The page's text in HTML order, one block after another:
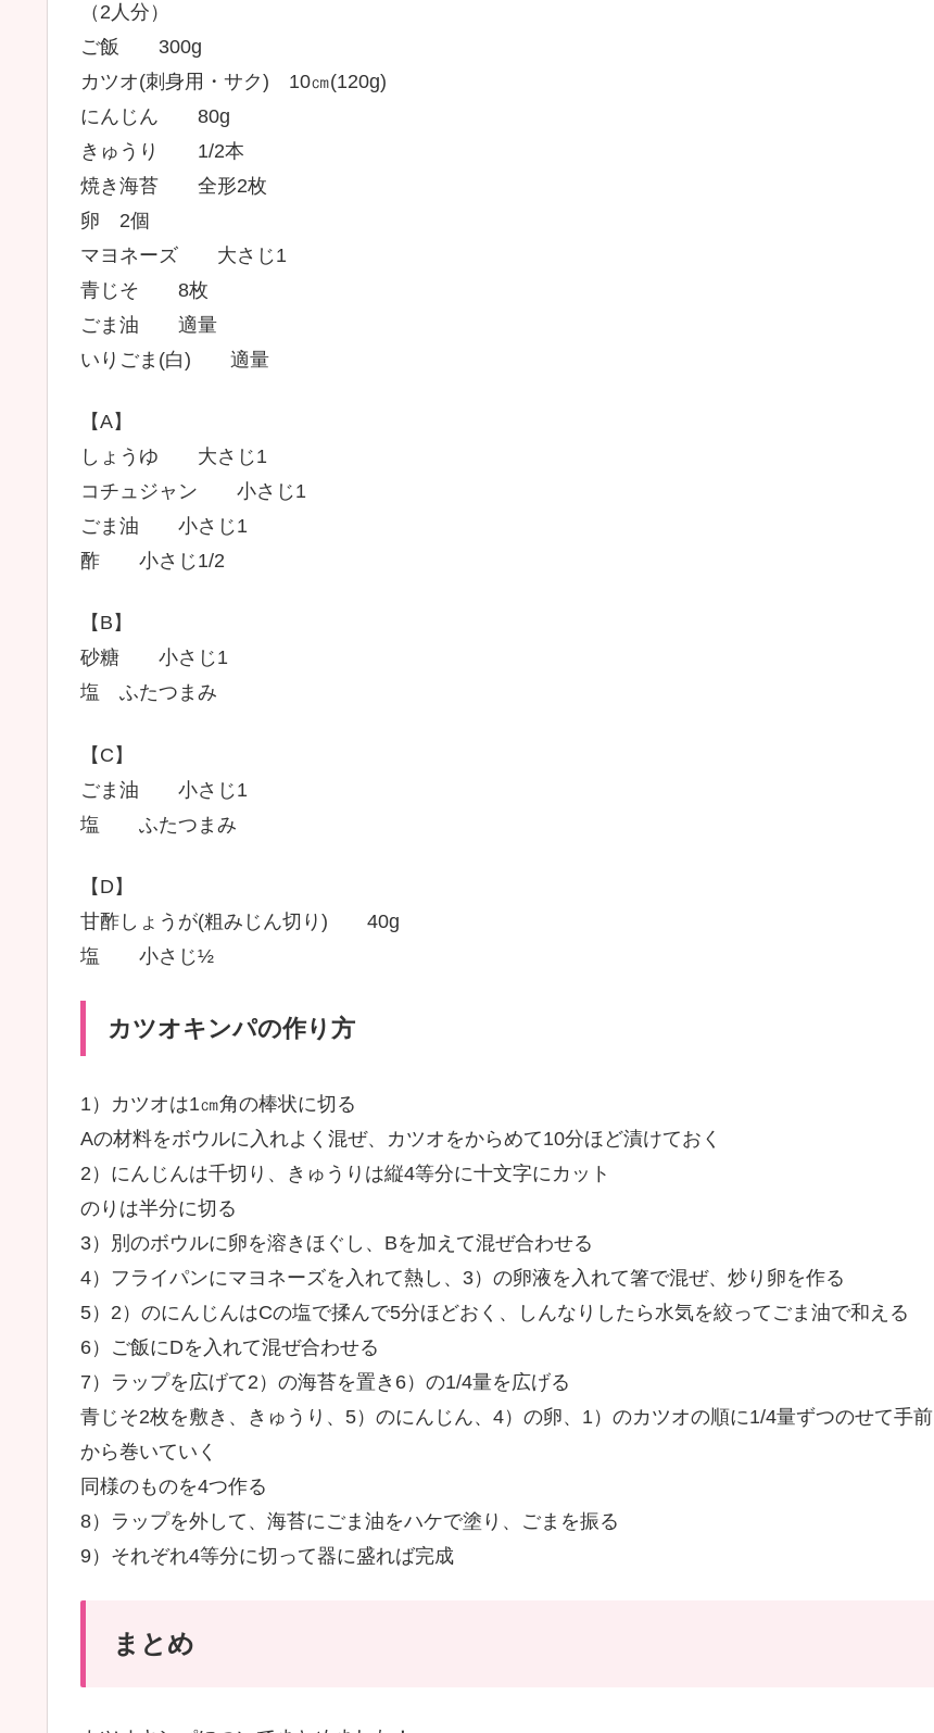
（2人分）
ご飯 300g
カツオ(刺身用・サク) 10㎝(120g)
にんじん 80g
きゅうり 1/2本
焼き海苔 全形2枚
卵 2個
マヨネーズ 大さじ1
青じそ 8枚
ごま油 適量
いりごま(白) 適量
【A】
しょうゆ 大さじ1
コチュジャン 小さじ1
ごま油 小さじ1
酢 小さじ1/2
【B】
砂糖 小さじ1
塩 ふたつまみ
【C】
ごま油 小さじ1
塩 ふたつまみ
【D】
甘酢しょうが(粗みじん切り) 40g
塩 小さじ½
カツオキンパの作り方
1）カツオは1㎝角の棒状に切る
Aの材料をボウルに入れよく混ぜ、カツオをからめて10分ほど漬けておく
2）にんじんは千切り、きゅうりは縦4等分に十文字にカット
のりは半分に切る
3）別のボウルに卵を溶きほぐし、Bを加えて混ぜ合わせる
4）フライパンにマヨネーズを入れて熱し、3）の卵液を入れて箸で混ぜ、炒り卵を作る
5）2）のにんじんはCの塩で揉んで5分ほどおく、しんなりしたら水気を絞ってごま油で和える
6）ご飯にDを入れて混ぜ合わせる
7）ラップを広げて2）の海苔を置き6）の1/4量を広げる
青じそ2枚を敷き、きゅうり、5）のにんじん、4）の卵、1）のカツオの順に1/4量ずつのせて手前
から巻いていく
同様のものを4つ作る
8）ラップを外して、海苔にごま油をハケで塗り、ごまを振る
9）それぞれ4等分に切って器に盛れば完成
まとめ